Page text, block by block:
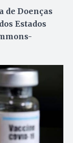
de Doenças
Estados